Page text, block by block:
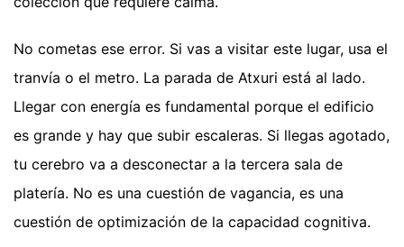
No cometas ese error. Si vas a visitar este lugar, usa el
tranvía o el metro. La parada de Atxuri está al lado.
Llegar con energía es fundamental porque el edificio
es grande y hay que subir escaleras. Si llegas agotado,
tu cerebro va a desconectar a la tercera sala de
platería. No es una cuestión de vagancia, es una
cuestión de optimización de la capacidad cognitiva.